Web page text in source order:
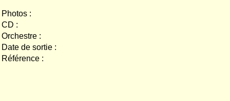
Photos :
CD :
Orchestre :
Date de sortie :
Référence :